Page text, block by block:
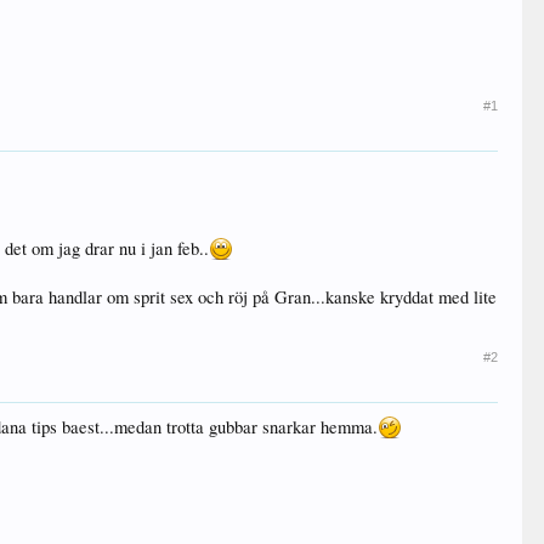
#1
om jag drar nu i jan feb..
handlar om sprit sex och röj på Gran...kanske kryddat med lite
#2
tips baest...medan trotta gubbar snarkar hemma.